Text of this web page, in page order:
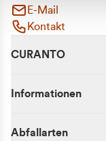
E-Mail
Kontakt
CURANTO
Informationen
Abfallarten